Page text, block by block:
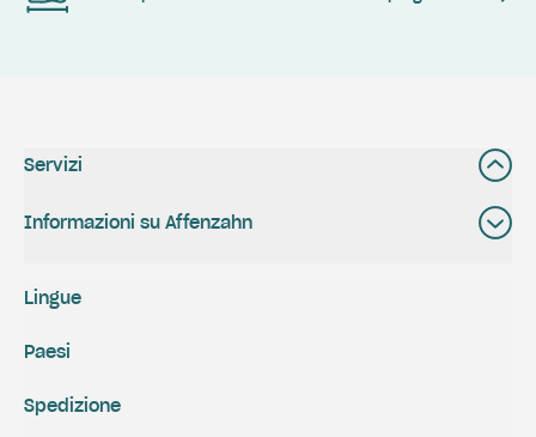
Servizi
Informazioni su Affenzahn
Spedizione
Lingue
Paesi